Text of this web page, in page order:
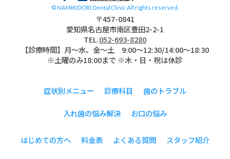
© NAMIKIDORI DentalClinic All rights reserved.
〒457-0841
愛知県名古屋市南区豊田2-2-1
TEL.052-693-8280
【診療時間】月〜水、金～土 9:00〜12:30/14:00～18:30
※土曜のみ18:00まで ※木・日・祝は休診
症状別メニュー 診療科目 歯のトラブル
入れ歯の悩み解決 お口の悩み
はじめての方へ 料金表 よくある質問 スタッフ紹介